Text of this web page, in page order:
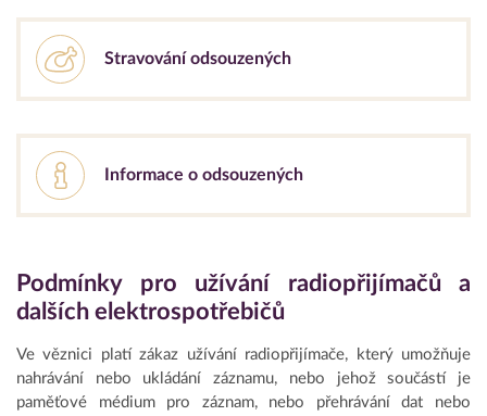
Stravování odsouzených
Informace o odsouzených
Podmínky pro užívání radiopřijímačů a
dalších elektrospotřebičů
Ve věznici platí zákaz užívání radiopřijímače, který umožňuje
nahrávání nebo ukládání záznamu, nebo jehož součástí je
paměťové médium pro záznam, nebo přehrávání dat nebo